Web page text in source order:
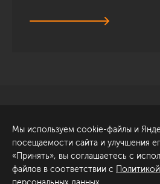
ул. Академика Павлова, 6
к1
+7 (812) 200-95-55
Мы используем cookie-файлы и
посещаемости сайта и улучшения
«Принять», вы соглашаетесь с
файлов в соответствии с